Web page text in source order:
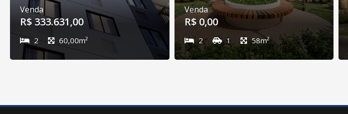
Venda
R$ 333.631,00
2 60,00m²
Venda
R$ 0,00
2 1 58m²